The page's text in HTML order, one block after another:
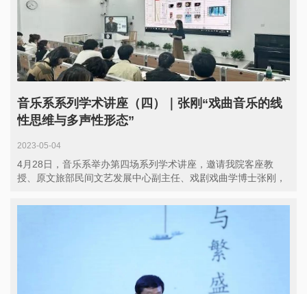
音乐系系列学术讲座（四）｜张刚“戏曲音乐的线
性思维与多声性形态”
2023-05-04
4月28日，音乐系举办第四场系列学术讲座，邀请我院客座教
授、原文旅部民间文艺发展中心副主任、戏剧戏曲学博士张刚，